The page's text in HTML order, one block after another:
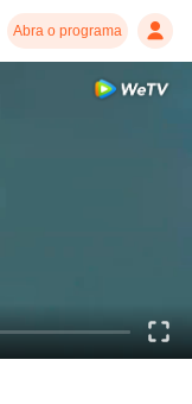
Abra o programa
reprodução suave